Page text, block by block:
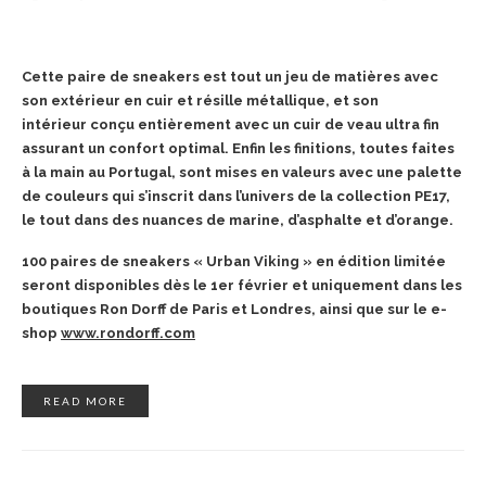
Cette paire de sneakers est tout un jeu de matières avec
son extérieur en cuir et résille métallique, et son
intérieur conçu entièrement avec un cuir de veau ultra fin
assurant un confort optimal. Enfin les finitions, toutes faites
à la main au Portugal, sont mises en valeurs avec une palette
de couleurs qui s’inscrit dans l’univers de la collection PE17,
le tout dans des nuances de marine, d’asphalte et d’orange.
100 paires de sneakers « Urban Viking » en édition limitée
seront disponibles dès le 1er février et uniquement dans les
boutiques Ron Dorff de Paris et Londres, ainsi que sur le e-
shop www.rondorff.com
READ MORE